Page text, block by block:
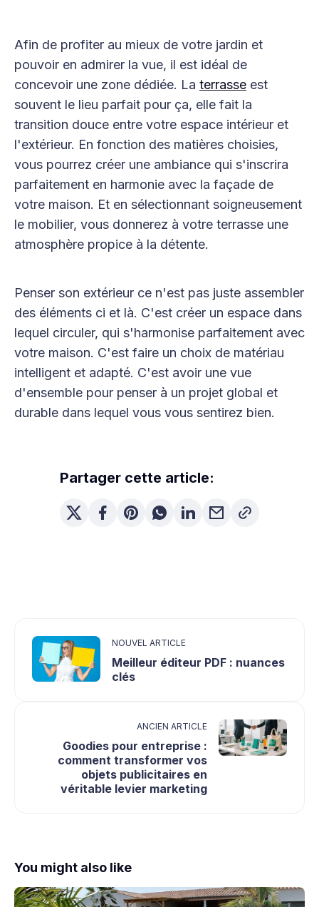
Afin de profiter au mieux de votre jardin et
pouvoir en admirer la vue, il est idéal de
concevoir une zone dédiée. La terrasse est
souvent le lieu parfait pour ça, elle fait la
transition douce entre votre espace intérieur et
l'extérieur. En fonction des matières choisies,
vous pourrez créer une ambiance qui s'inscrira
parfaitement en harmonie avec la façade de
votre maison. Et en sélectionnant soigneusement
le mobilier, vous donnerez à votre terrasse une
atmosphère propice à la détente.
Penser son extérieur ce n'est pas juste assembler
des éléments ci et là. C'est créer un espace dans
lequel circuler, qui s'harmonise parfaitement avec
votre maison. C'est faire un choix de matériau
intelligent et adapté. C'est avoir une vue
d'ensemble pour penser à un projet global et
durable dans lequel vous vous sentirez bien.
Partager cette article:
NOUVEL ARTICLE
Meilleur éditeur PDF : nuances
clés
ANCIEN ARTICLE
Goodies pour entreprise :
comment transformer vos
objets publicitaires en
véritable levier marketing
You might also like